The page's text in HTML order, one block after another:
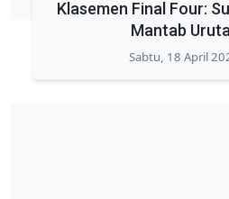
Klasemen Final Four:
Mantab
Sabtu, 18 April